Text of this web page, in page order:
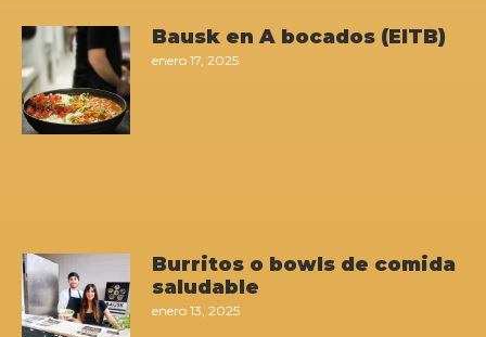
Bausk en A bocados (EITB)
enero 17, 2025
Burritos o bowls de comida
saludable
enero 13, 2025